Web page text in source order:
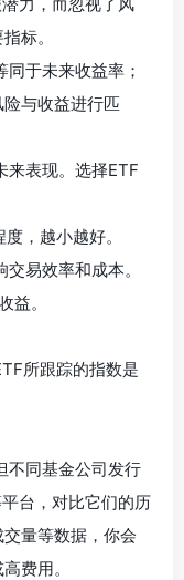
标。
于未来收益率；
与收益进行匹
来表现。选择ETF
，越小越好。
易效率和成本。
益。
所跟踪的指数是
不同基金公司发行
台，对比它们的历
量等数据，你会
费用。